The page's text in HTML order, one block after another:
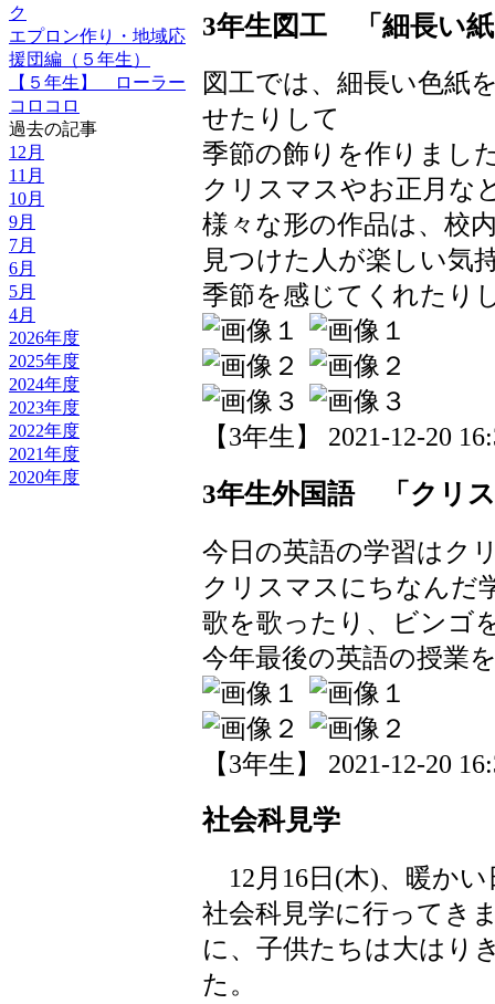
ク
エプロン作り・地域応
援団編（５年生）
【５年生】 ローラー
コロコロ
過去の記事
12月
11月
10月
9月
7月
6月
5月
4月
2026年度
2025年度
2024年度
2023年度
2022年度
2021年度
2020年度
3年生図工 「細長い
図工では、細長い色紙
せたりして
季節の飾りを作りまし
クリスマスやお正月な
様々な形の作品は、校
見つけた人が楽しい気
季節を感じてくれたり
【3年生】 2021-12-20
3年生外国語 「クリ
今日の英語の学習はク
クリスマスにちなんだ
歌を歌ったり、ビンゴ
今年最後の英語の授業
【3年生】 2021-12-20
社会科見学
12月16日(木)、暖か
社会科見学に行ってき
に、子供たちは大はり
た。